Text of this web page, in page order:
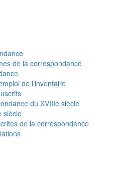
de la correspondance
de l’inventaire
du XVIIIe siècle
siècle
de la correspondance